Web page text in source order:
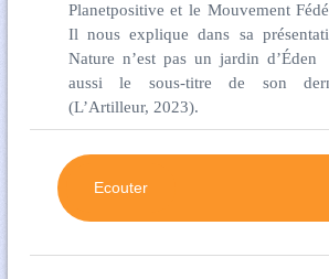
Planetpositive et le Mouvement
Il nous explique dans sa
Nature n’est pas un jardin
aussi le sous-titre de son
(L’Artilleur, 2023).
Ecouter